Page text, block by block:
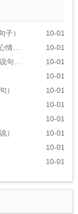
子）
10-01
10-01
10-01
10-01
）
10-01
10-01
10-01
）
10-01
10-01
10-01